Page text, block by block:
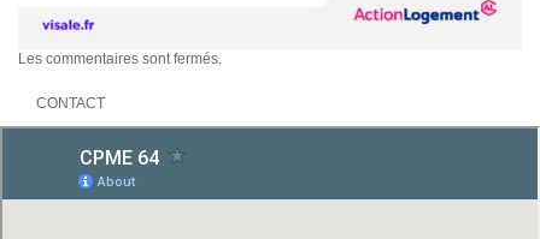
Les commentaires sont fermés.
CONTACT